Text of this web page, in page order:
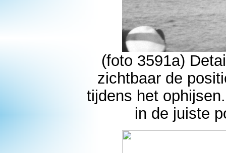
(foto 3591a)
zichtbaar de
tijdens het
in de juiste